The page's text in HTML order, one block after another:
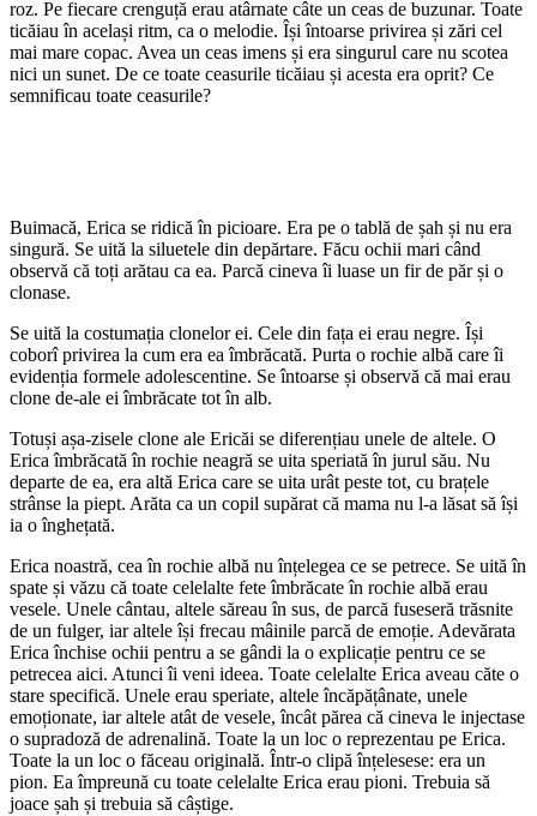
roz. Pe fiecare crenguță erau atârnate câte un ceas de buzunar. Toate
ticăiau în același ritm, ca o melodie. Își întoarse privirea și zări cel
mai mare copac. Avea un ceas imens și era singurul care nu scotea
nici un sunet. De ce toate ceasurile ticăiau și acesta era oprit? Ce
semnificau toate ceasurile?
Buimacă, Erica se ridică în picioare. Era pe o tablă de șah și nu era
singură. Se uită la siluetele din depărtare. Făcu ochii mari când
observă că toți arătau ca ea. Parcă cineva îi luase un fir de păr și o
clonase.
Se uită la costumația clonelor ei. Cele din fața ei erau negre. Își
coborî privirea la cum era ea îmbrăcată. Purta o rochie albă care îi
evidenția formele adolescentine. Se întoarse și observă că mai erau
clone de-ale ei îmbrăcate tot în alb.
Totuși așa-zisele clone ale Ericăi se diferențiau unele de altele. O
Erica îmbrăcată în rochie neagră se uita speriată în jurul său. Nu
departe de ea, era altă Erica care se uita urât peste tot, cu brațele
strânse la piept. Arăta ca un copil supărat că mama nu l-a lăsat să își
ia o înghețată.
Erica noastră, cea în rochie albă nu înțelegea ce se petrece. Se uită în
spate și văzu că toate celelalte fete îmbrăcate în rochie albă erau
vesele. Unele cântau, altele săreau în sus, de parcă fuseseră trăsnite
de un fulger, iar altele își frecau mâinile parcă de emoție. Adevărata
Erica închise ochii pentru a se gândi la o explicație pentru ce se
petrecea aici. Atunci îi veni ideea. Toate celelalte Erica aveau căte o
stare specifică. Unele erau speriate, altele încăpățânate, unele
emoționate, iar altele atât de vesele, încât părea că cineva le injectase
o supradoză de adrenalină. Toate la un loc o reprezentau pe Erica.
Toate la un loc o făceau originală. Într-o clipă înțelesese: era un
pion. Ea împreună cu toate celelalte Erica erau pioni. Trebuia să
joace șah și trebuia să câștige.